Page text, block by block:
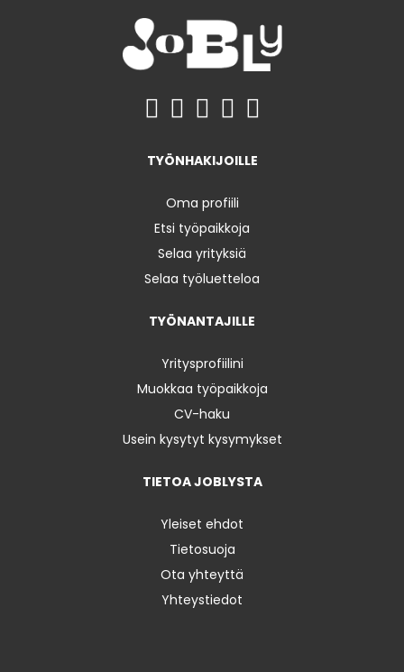
TYÖNHAKIJOILLE
Oma profiili
Etsi työpaikkoja
Selaa yrityksiä
Selaa työluetteloa
TYÖNANTAJILLE
Yritysprofiilini
Muokkaa työpaikkoja
CV-haku
Usein kysytyt kysymykset
TIETOA JOBLYSTA
Yleiset ehdot
Tietosuoja
Ota yhteyttä
Yhteystiedot